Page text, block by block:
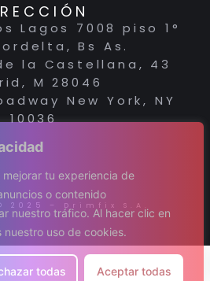
tu experiencia de
o contenido
nuestro tráfico. Al hacer clic en
uso de cookies.
todas Aceptar todas
Lagos 7008 piso 1°
Bs As.
la Castellana, 43
M 28046
New York, NY
10036
2025 – Drimfix S.A.